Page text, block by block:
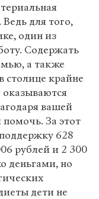
для того,
один из
Содержать
а также
столице крайне
вашей
За этот
628
рублей и 2 300
деньгами, но
дети не